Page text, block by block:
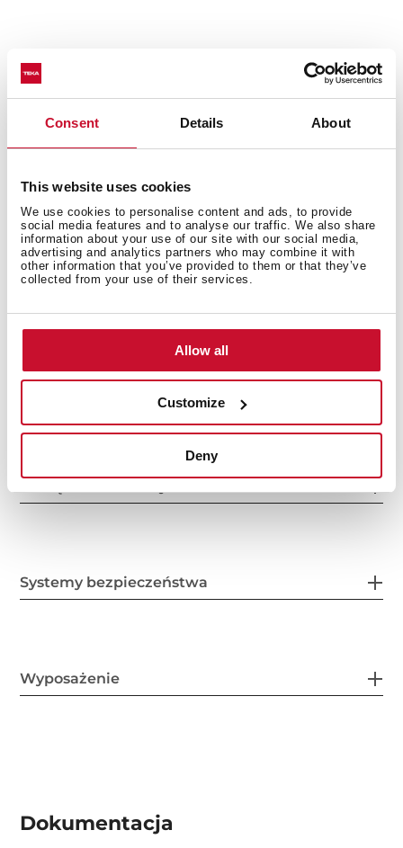
Consent Details About
This website uses cookies
We use cookies to personalise content and ads, to provide
social media features and to analyse our traffic. We also share
information about your use of our site with our social media,
advertising and analytics partners who may combine it with
other information that you’ve provided to them or that they’ve
collected from your use of their services.
Allow all
Customize
Deny
Wymiary wewnętrzne
Systemy bezpieczeństwa
Wyposażenie
Dokumentacja